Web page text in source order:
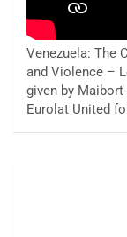
Venezuela: The
and Violence –
given by
Eurolat United